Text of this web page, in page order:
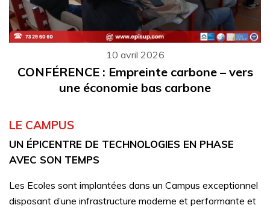
10 avril 2026
CONFÉRENCE : Empreinte carbone – vers
une économie bas carbone
LE CAMPUS
UN ÉPICENTRE DE TECHNOLOGIES EN PHASE
AVEC SON TEMPS
Les Ecoles sont implantées dans un Campus exceptionnel
disposant d’une infrastructure moderne et performante et